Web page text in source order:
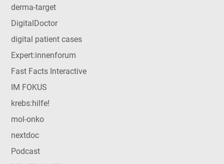
derma-target
DigitalDoctor
digital patient cases
Expert:innenforum
Fast Facts Interactive
IM FOKUS
krebs:hilfe!
mol-onko
nextdoc
Podcast